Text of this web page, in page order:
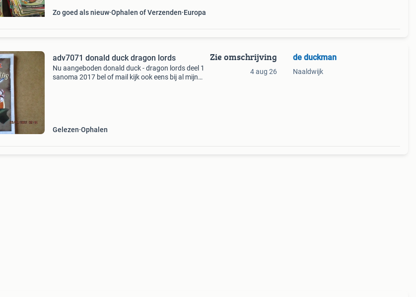
Zo goed als nieuw Ophalen of Verzenden Europa
adv7071 donald duck dragon lords
Nu aangeboden donald duck - dragon lords deel 1
sanoma 2017 bel of mail kijk ook eens bij al mijn
Gelezen Ophalen
Zie omschrijving
4 aug 26
de duckman
Naaldwijk